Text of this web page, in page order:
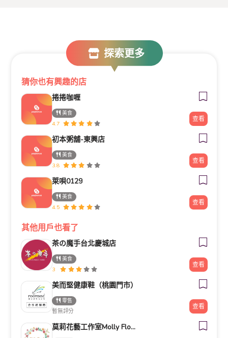
探索更多
猜你也有興趣的店
捲捲咖喱
美食
4.7
查看
初本粥舖-東興店
美食
3.8
查看
萊唄0129
美食
4.5
查看
其他用戶也看了
茶の魔手台北慶城店
美食
3
查看
美而堅健康鞋（桃園門市）
零售
暫無評分
查看
莫莉花藝工作室Molly Florist